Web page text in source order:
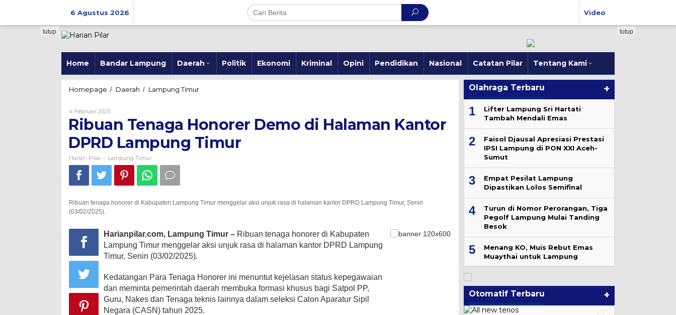
6 Agustus 2026 Video
Home Bandar Lampung Daerah Politik Ekonomi Kriminal Opini Pendidikan Nasional Catatan Pilar Tentang Kami
tutup tutup
Homepage / Daerah / Lampung TimurRibuan
di
Kantor
4 Februari 2025Oleh
Pilar
Ribuan Tenaga Honorer Demo di Halaman Kantor
DPRD Lampung Timur
Harian Pilar - Lampung Timur
Ribuan tenaga honorer di Kabupaten Lampung Timur menggelar aksi unjuk rasa di halaman kantor DPRD Lampung Timur, Senin
(03/02/2025).
Harianpilar.com, Lampung Timur – Ribuan tenaga honorer di Kabupaten
Lampung Timur menggelar aksi unjuk rasa di halaman kantor DPRD Lampung
Timur, Senin (03/02/2025).
Kedatangan Para Tenaga Honorer ini menuntut kejelasan status kepegawaian
dan meminta pemerintah daerah membuka formasi khusus bagi Satpol PP,
Guru, Nakes dan Tenaga teknis lainnya dalam seleksi Calon Aparatur Sipil
Negara (CASN) tahun 2025.
Olahraga Terbaru +
1
Lifter Lampung Sri Hartati
Tambah Mendali Emas
2
Faisol Djausal Apresiasi Prestasi
IPSI Lampung di PON XXI Aceh-
Sumut
3
Empat Pesilat Lampung
Dipastikan Lolos Semifinal
4
Turun di Nomor Perorangan, Tiga
Pegolf Lampung Mulai Tanding
Besok
5
Menang KO, Muis Rebut Emas
Muaythai untuk Lampung
Otomatif Terbaru +